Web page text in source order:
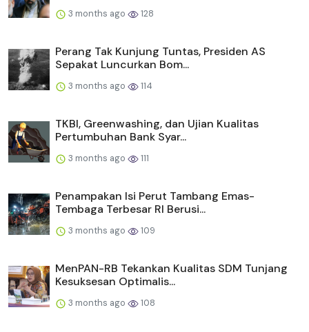
3 months ago 128
Perang Tak Kunjung Tuntas, Presiden AS
Sepakat Luncurkan Bom...
3 months ago 114
TKBI, Greenwashing, dan Ujian Kualitas
Pertumbuhan Bank Syar...
3 months ago 111
Penampakan Isi Perut Tambang Emas-
Tembaga Terbesar RI Berusi...
3 months ago 109
MenPAN-RB Tekankan Kualitas SDM Tunjang
Kesuksesan Optimalis...
3 months ago 108